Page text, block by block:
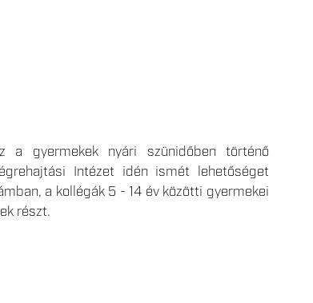
a gyermekek nyári szünidőben történő
Intézet idén ismét lehetőséget
a kollégák 5 - 14 év közötti gyermekei
részt.